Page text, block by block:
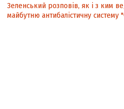
Зеленський розповів, як і з ким
майбутню антибалістичну систему